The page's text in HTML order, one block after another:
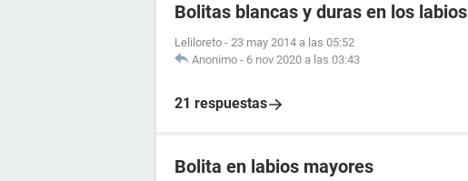
Bolitas blancas y duras en los
Leliloreto - 23 may 2014 a las 05:52
Anonimo - 6 nov 2020 a las 03:43
21 respuestas
Bolita en labios mayores